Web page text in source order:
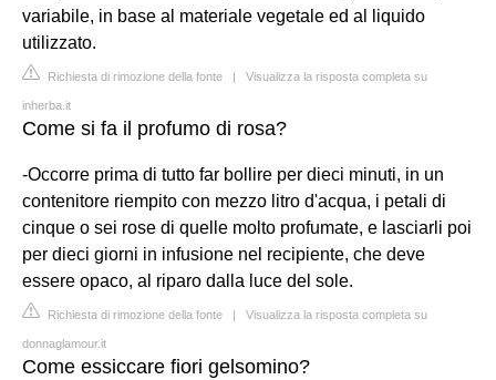
variabile, in base al materiale vegetale ed al liquido
utilizzato.
Richiesta di rimozione della fonte | Visualizza la risposta completa su
inherba.it
Come si fa il profumo di rosa?
-Occorre prima di tutto far bollire per dieci minuti, in un
contenitore riempito con mezzo litro d'acqua, i petali di
cinque o sei rose di quelle molto profumate, e lasciarli poi
per dieci giorni in infusione nel recipiente, che deve
essere opaco, al riparo dalla luce del sole.
Richiesta di rimozione della fonte | Visualizza la risposta completa su
donnaglamour.it
Come essiccare fiori gelsomino?